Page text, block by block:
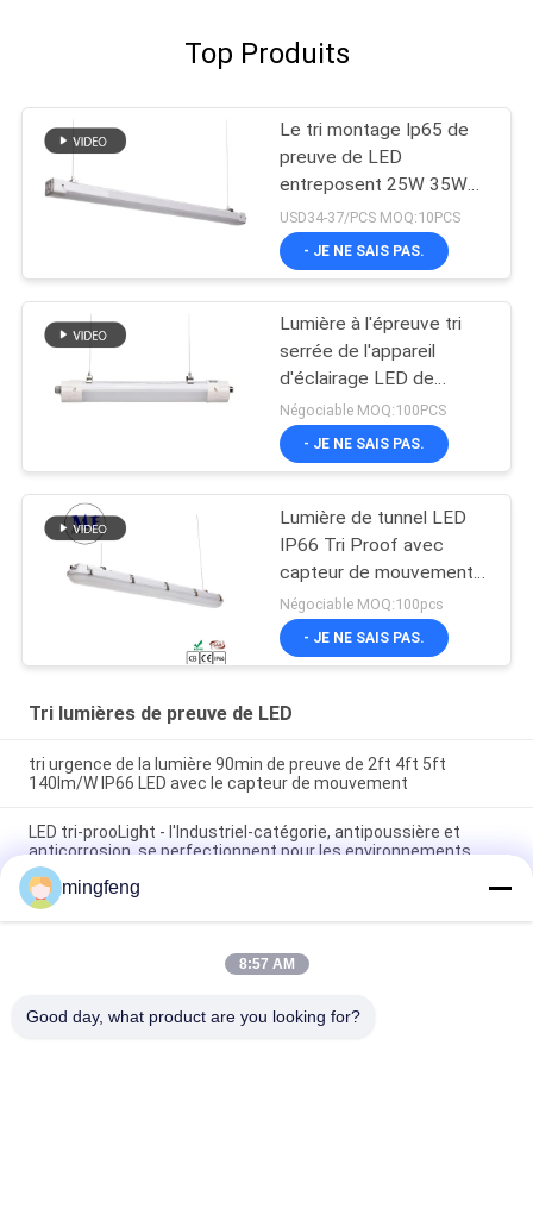
Top Produits
Le tri montage Ip65 de
preuve de LED
entreposent 25W 35W
lumen élevé de garantie
de 5 ans
USD34-37/PCS MOQ:10PCS
- JE NE SAIS PAS.
Lumière à l'épreuve tri
serrée de l'appareil
d'éclairage LED de
vapeur d'IP65 LED pour
les solutions de allumage
adaptées aux besoins du
Négociable MOQ:100PCS
- JE NE SAIS PAS.
Lumière de tunnel LED
IP66 Tri Proof avec
capteur de mouvement
et support d'urgence
Négociable MOQ:100pcs
- JE NE SAIS PAS.
Tri lumières de preuve de LED
tri urgence de la lumière 90min de preuve de 2ft 4ft 5ft
140lm/W IP66 LED avec le capteur de mouvement
LED tri-prooLight - l'Industriel-catégorie, antipoussière et
anticorrosion, se perfectionnent pour les environnements
durs
Lumière à l'épreuve tri d'IP65 LED avec le capteur de
Catégories populaires
mingfeng
8:57 AM
Good day, what product are you looking for?